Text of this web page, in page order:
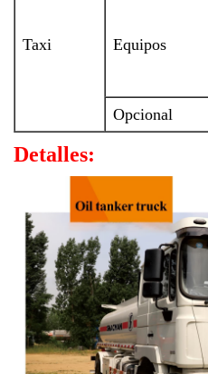
Taxi Equipos
Opcional
Detalles: